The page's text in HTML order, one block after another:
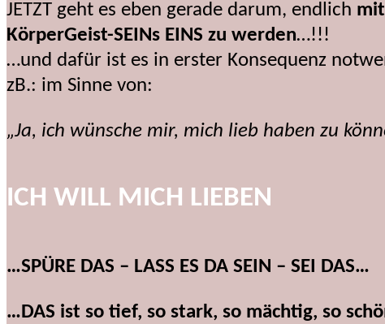
JETZT geht es eben gerade darum, endlich
KörperGeist-SEINs EINS zu werden…!!!
…und dafür ist es in erster Konsequenz
zB.: im Sinne von:
„Ja, ich wünsche mir, mich lieb haben zu
ICH WILL MICH LIEBEN
…SPÜRE DAS – LASS ES DA SEIN – SEI DAS…
…DAS ist so tief, so stark, so mächtig, so